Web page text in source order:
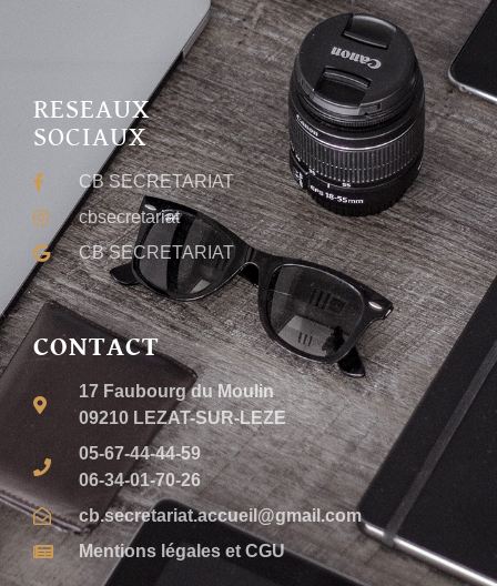
CONTACT
17 Faubourg du Moulin
09210 LEZAT-SUR-LEZE
05-67-44-44-59
06-34-01-70-26
cb.secretariat.accueil@gmail.com
Mentions légales et CGU
RESEAUX
SOCIAUX
CB SECRETARIAT
cbsecretariat
CB SECRETARIAT